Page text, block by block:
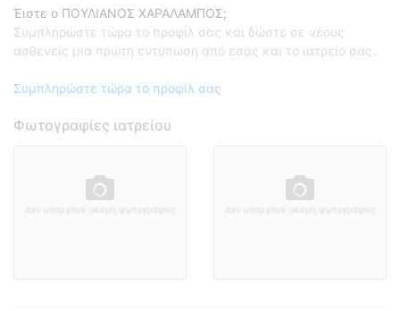
Έιστε ο ΠΟΥΛΙΑΝΟΣ ΧΑΡΑΛΑΜΠΟΣ;
Συμπληρώστε τώρα το προφίλ σας και δώστε σε νέους
ασθενείς μια πρώτη εντύπωση από εσάς και το ιατρείο σας.
Συμπληρώστε τώρα το προφίλ σας
Φωτογραφίες ιατρείου
Δεν υπάρχουν ακόμη φωτογραφίες Δεν υπάρχουν ακόμη φωτογραφίες